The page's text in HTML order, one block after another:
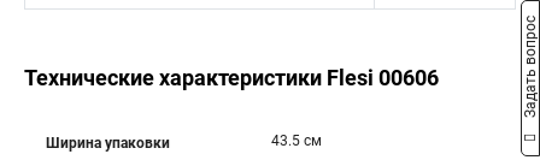
Технические характеристики Flesi 00606
Ширина упаковки 43.5 см
Задать вопрос